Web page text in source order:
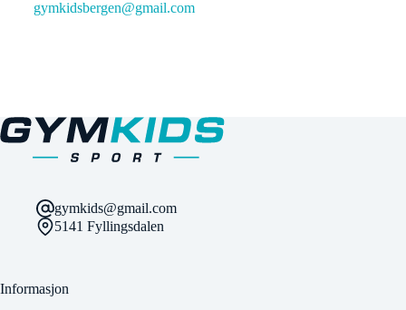
gymkidsbergen@gmail.com
gymkids@gmail.com
5141 Fyllingsdalen
Informasjon